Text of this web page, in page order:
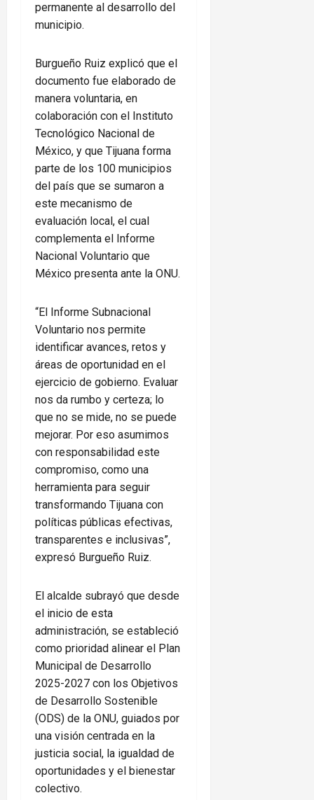
permanente al desarrollo del
municipio.
Burgueño Ruiz explicó que el
documento fue elaborado de
manera voluntaria, en
colaboración con el Instituto
Tecnológico Nacional de
México, y que Tijuana forma
parte de los 100 municipios
del país que se sumaron a
este mecanismo de
evaluación local, el cual
complementa el Informe
Nacional Voluntario que
México presenta ante la ONU.
“El Informe Subnacional
Voluntario nos permite
identificar avances, retos y
áreas de oportunidad en el
ejercicio de gobierno. Evaluar
nos da rumbo y certeza; lo
que no se mide, no se puede
mejorar. Por eso asumimos
con responsabilidad este
compromiso, como una
herramienta para seguir
transformando Tijuana con
políticas públicas efectivas,
transparentes e inclusivas”,
expresó Burgueño Ruiz.
El alcalde subrayó que desde
el inicio de esta
administración, se estableció
como prioridad alinear el Plan
Municipal de Desarrollo
2025-2027 con los Objetivos
de Desarrollo Sostenible
(ODS) de la ONU, guiados por
una visión centrada en la
justicia social, la igualdad de
oportunidades y el bienestar
colectivo.